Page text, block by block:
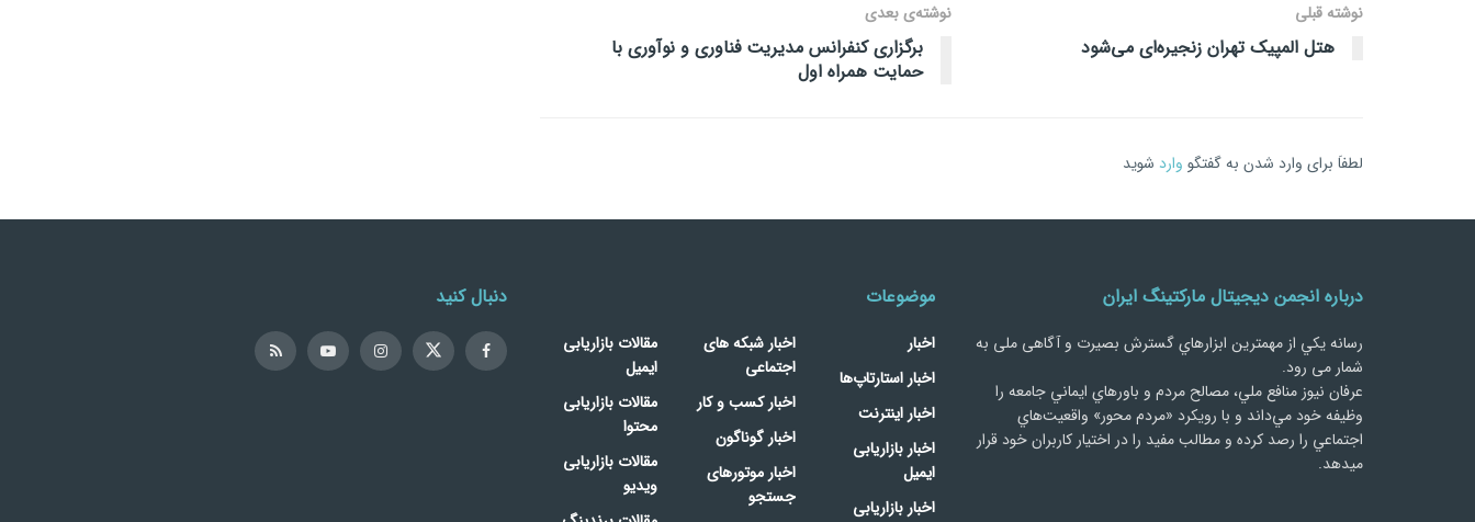
نوشته قبلی
هتل المپیک تهران زنجیره‌ای می‌شود
نوشته‌ی بعدی
برگزاری کنفرانس مدیریت فناوری و نوآوری با
حمایت همراه اول
لطفاَ برای وارد شدن به گفتگو وارد شوید
درباره انجمن دیجیتال مارکتینگ ایران
رسانه يكي از مهمترین ابزارهاي گسترش بصیرت و آگاهی ملی به
شمار می رود.
عرفان نیوز منافع ملي، مصالح مردم و باورهاي ايماني جامعه را
وظيفه خود مي‌داند و با رويكرد «مردم‌ محور» واقعيت‌هاي
اجتماعي را رصد کرده و مطالب مفید را در اختیار کاربران خود قرار
میدهد.
موضوعات
اخبار
اخبار استارتاپ‌ها
اخبار اینترنت
اخبار بازاریابی
ایمیل
اخبار بازاریابی
اخبار شبکه های
اجتماعی
اخبار کسب و کار
اخبار گوناگون
اخبار موتورهای
جستجو
مقالات بازاریابی
ایمیل
مقالات بازاریابی
محتوا
مقالات بازاریابی
ویدیو
دنبال کنید